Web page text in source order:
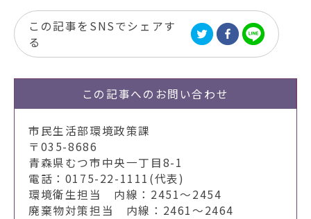
この記事をSNSでシェアす
る
この記事への お問い合わせ
市民生活部環境政策課
〒035-8686
青森県むつ市中央一丁目8-1
電話：0175-22-1111(代表)
環境衛生担当 内線：2451～2454
廃棄物対策担当 内線：2461～2464